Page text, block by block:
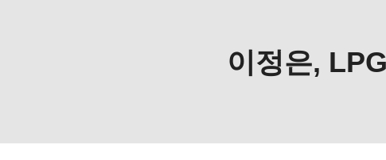
이정은,